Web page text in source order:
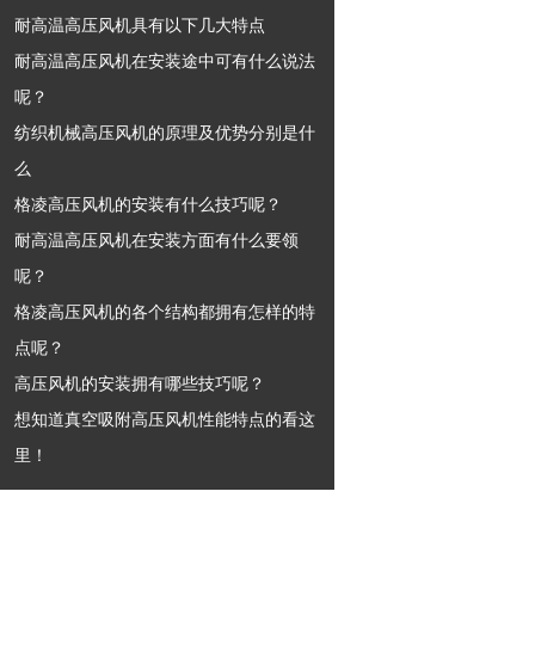
耐高温高压风机具有以下几大特点
耐高温高压风机在安装途中可有什么说法
呢？
纺织机械高压风机的原理及优势分别是什
么
格凌高压风机的安装有什么技巧呢？
耐高温高压风机在安装方面有什么要领
呢？
格凌高压风机的各个结构都拥有怎样的特
点呢？
高压风机的安装拥有哪些技巧呢？
想知道真空吸附高压风机性能特点的看这
里！